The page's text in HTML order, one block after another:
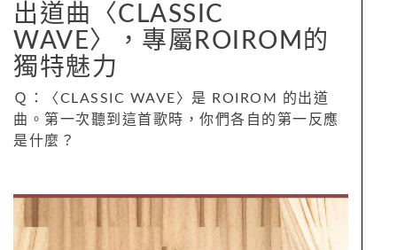
出道曲〈CLASSIC
WAVE〉，專屬ROIROM的
獨特魅力
Ｑ：〈CLASSIC WAVE〉是 ROIROM 的出道
曲。第一次聽到這首歌時，你們各自的第一反應
是什麼？